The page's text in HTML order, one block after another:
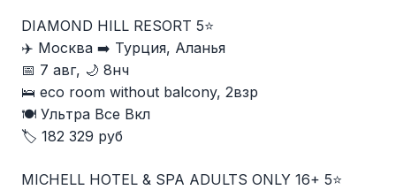
DIAMOND HILL RESORT 5⭐️
✈️ Москва ➡️ Турция, Аланья
📅 7 авг, 🌙 8нч
🛌 eco room without balcony, 2взр
🍽 Ультра Все Вкл
🏷️ 182 329 руб
MICHELL HOTEL & SPA ADULTS ONLY 16+ 5⭐️